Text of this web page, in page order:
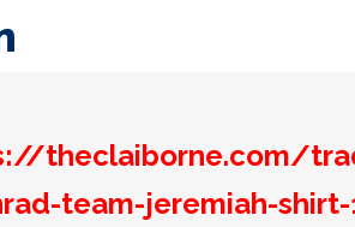
theclaiborne.com/
team-jeremiah-shirt-